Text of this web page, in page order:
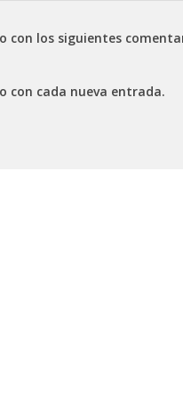
con los siguientes
con cada nueva entrada.